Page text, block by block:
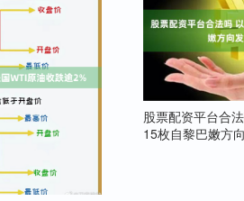
股票配资平台合
15枚自黎巴嫩方